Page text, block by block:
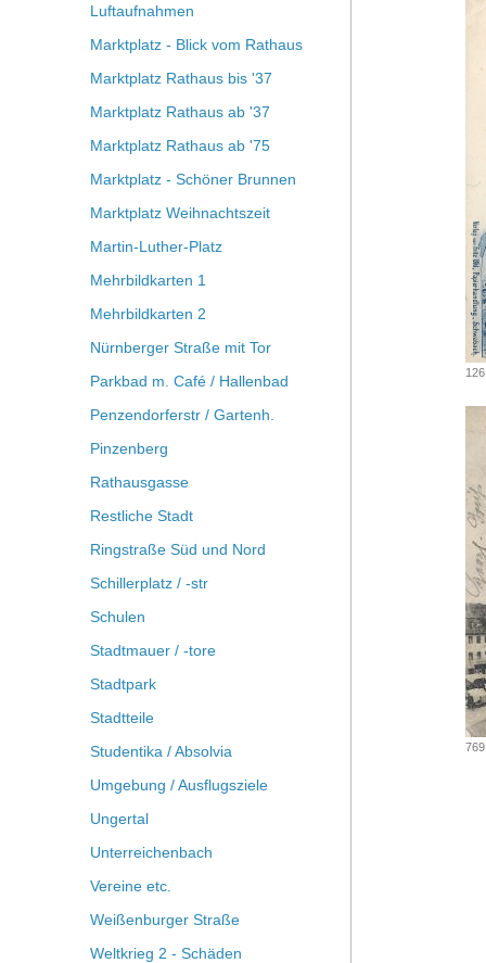
Luftaufnahmen
Marktplatz - Blick vom Rathaus
Marktplatz Rathaus bis '37
Marktplatz Rathaus ab '37
Marktplatz Rathaus ab '75
Marktplatz - Schöner Brunnen
Marktplatz Weihnachtszeit
Martin-Luther-Platz
Mehrbildkarten 1
Mehrbildkarten 2
Nürnberger Straße mit Tor
Parkbad m. Café / Hallenbad
Penzendorferstr / Gartenh.
Pinzenberg
Rathausgasse
Restliche Stadt
Ringstraße Süd und Nord
Schillerplatz / -str
Schulen
Stadtmauer / -tore
Stadtpark
Stadtteile
Studentika / Absolvia
Umgebung / Ausflugsziele
Ungertal
Unterreichenbach
Vereine etc.
Weißenburger Straße
Weltkrieg 2 - Schäden